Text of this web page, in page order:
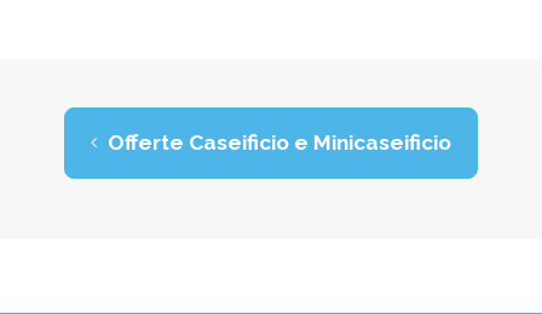
Offerte Caseificio e Minicaseificio